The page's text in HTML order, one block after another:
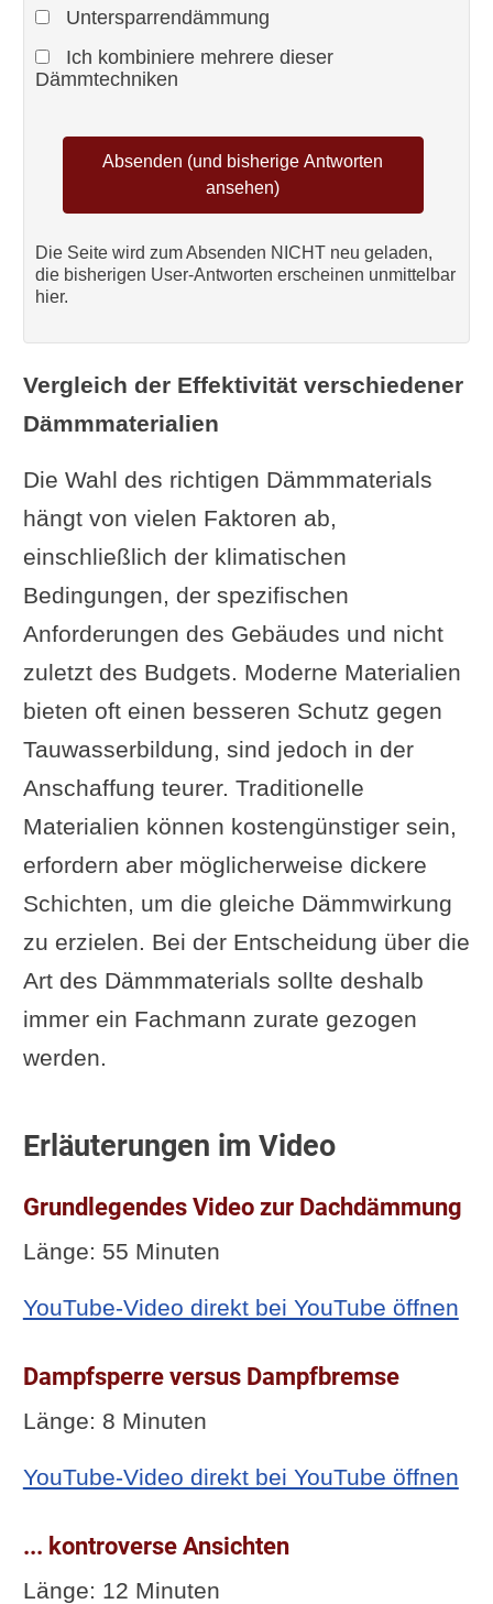
Untersparrendämmung
Ich kombiniere mehrere dieser
Dämmtechniken
Die Seite wird zum Absenden NICHT neu geladen,
die bisherigen User-Antworten erscheinen unmittelbar
hier.
Vergleich der Effektivität verschiedener
Dämmmaterialien
Die Wahl des richtigen Dämmmaterials
hängt von vielen Faktoren ab,
einschließlich der klimatischen
Bedingungen, der spezifischen
Anforderungen des Gebäudes und nicht
zuletzt des Budgets. Moderne Materialien
bieten oft einen besseren Schutz gegen
Tauwasserbildung, sind jedoch in der
Anschaffung teurer. Traditionelle
Materialien können kostengünstiger sein,
erfordern aber möglicherweise dickere
Schichten, um die gleiche Dämmwirkung
zu erzielen. Bei der Entscheidung über die
Art des Dämmmaterials sollte deshalb
immer ein Fachmann zurate gezogen
werden.
Erläuterungen im Video
Grundlegendes Video zur Dachdämmung
Länge: 55 Minuten
YouTube-Video direkt bei YouTube öffnen
Dampfsperre versus Dampfbremse
Länge: 8 Minuten
YouTube-Video direkt bei YouTube öffnen
... kontroverse Ansichten
Länge: 12 Minuten